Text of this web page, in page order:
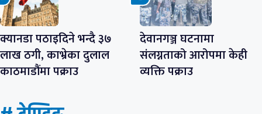
क्यानडा पठाइदिने भन्दै ३७
लाख ठगी, काभ्रेका दुलाल
काठमाडौंमा पक्राउ
देवानगञ्ज घटनामा
संलग्नताको आरोपमा केही
व्यक्ति पक्राउ